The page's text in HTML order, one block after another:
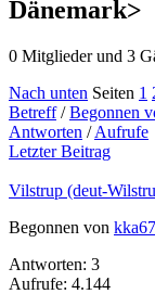
Dänemark>
0 Mitglieder und 3
Nach unten Seiten 1
Betreff/Begonnen
Antworten /Aufrufe
Letzter Beitrag
Vilstrup (deut-
Begonnen von kka67
Antworten: 3
Aufrufe: 4.144